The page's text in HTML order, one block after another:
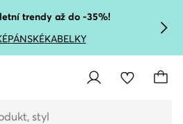
trendy až do -35%!
PÁNSKÉKABELKY
styl